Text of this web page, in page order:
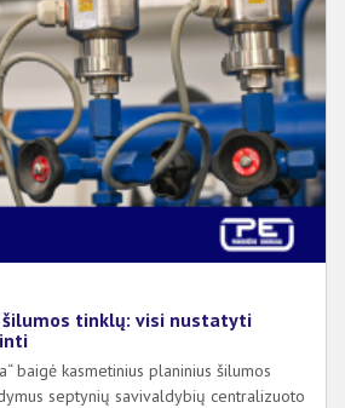
tinklų: visi nustatyti
baigė kasmetinius planinius šilumos
septynių savivaldybių centralizuoto